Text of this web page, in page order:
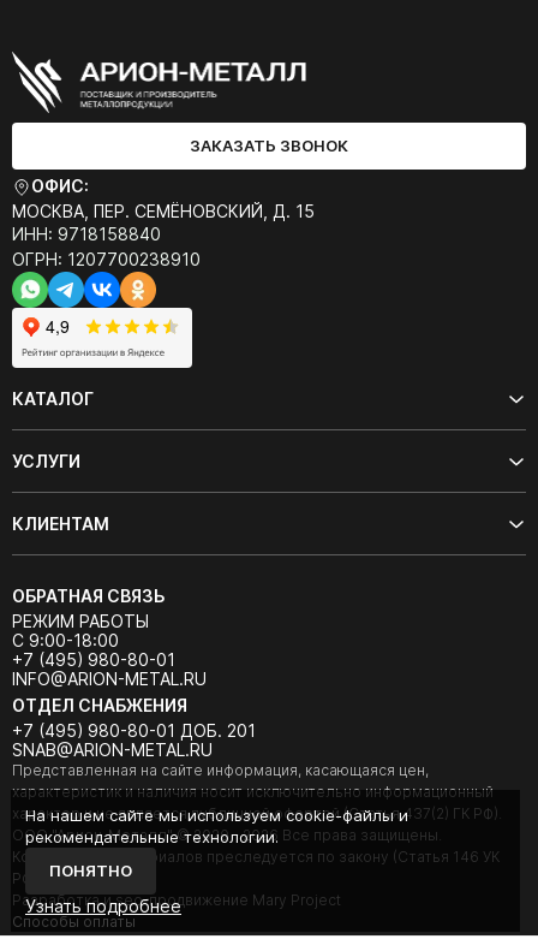
ЗАКАЗАТЬ ЗВОНОК
ОФИС:
МОСКВА, ПЕР. СЕМЁНОВСКИЙ, Д. 15
ИНН: 9718158840
ОГРН: 1207700238910
КАТАЛОГ
УСЛУГИ
КЛИЕНТАМ
ОБРАТНАЯ СВЯЗЬ
РЕЖИМ РАБОТЫ
С 9:00-18:00
+7 (495) 980-80-01
INFO@ARION-METAL.RU
ОТДЕЛ СНАБЖЕНИЯ
+7 (495) 980-80-01 ДОБ. 201
SNAB@ARION-METAL.RU
Представленная на сайте информация, касающаяся цен,
характеристик и наличия носит исключительно информационный
характер и не является публичной офертой (Статья 437(2) ГК РФ).
ООО "Арион-Металл" © 2020 - 2026 Все права защищены.
Копирование материалов преследуется по закону (Статья 146 УК
РФ).
Разработка и seo-продвижение Mary Project
Cпособы оплаты
На нашем сайте мы используем cookie-файлы и
рекомендательные технологии.
ПОНЯТНО
Узнать подробнее